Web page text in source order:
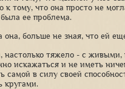
тому, что она просто не
ее проблема.
больше не зная, что ей
тяжело - с
искажаться и не иметь
в силу своей
кругами.